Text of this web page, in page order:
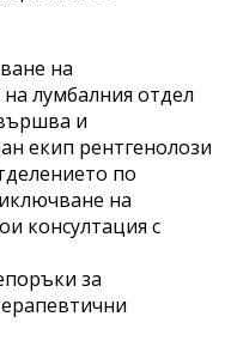
на
лумбалния отдел
и
екип рентгенолози
по
на
консултация с
за